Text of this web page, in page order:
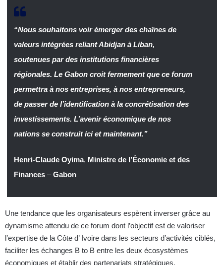
“Nous souhaitons voir émerger des chaînes de
valeurs intégrées reliant Abidjan à Liban,
soutenues par des institutions financières
régionales. Le Gabon croit fermement que ce forum
permettra à nos entreprises, à nos entrepreneurs,
de passer de l’identification à la concrétisation des
investissements. L’avenir économique de nos
nations se construit ici et maintenant.”
Henri-Claude Oyima, Ministre de l’Économie et des
Finances–Gabon
Une tendance que les organisateurs espèrent inverser grâce au
dynamisme attendu de ce forum dont l’objectif est de valoriser
l’expertise de la Côte d’ Ivoire dans les secteurs d’activités ciblés,
faciliter les échanges B to B entre les deux écosystèmes
économiques et établir des partenariats stratégiques.